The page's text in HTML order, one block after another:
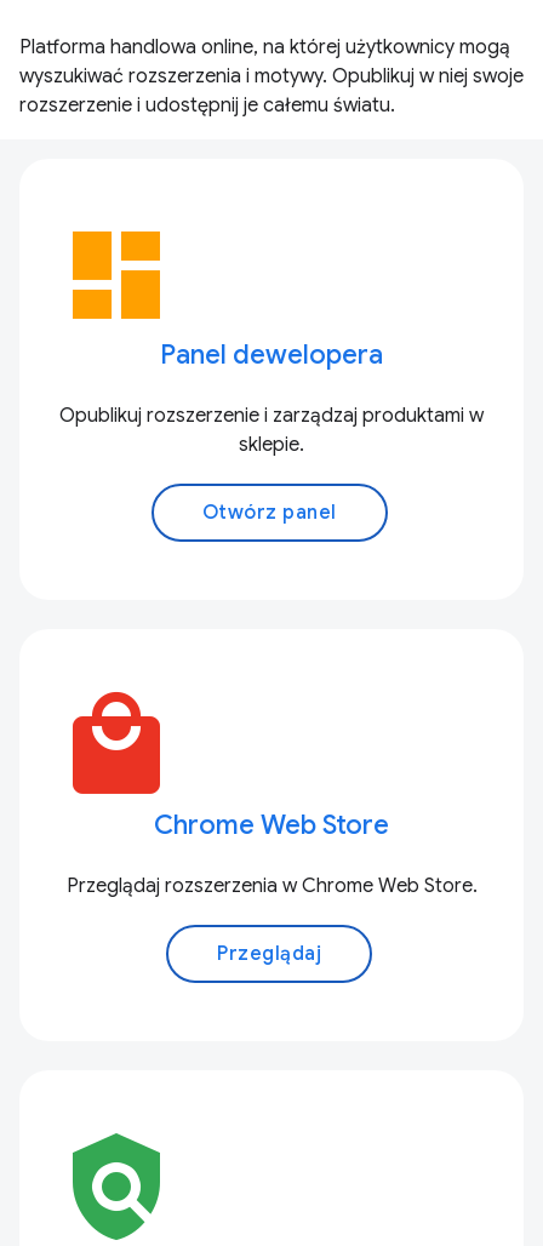
Platforma handlowa online, na której użytkownicy mogą
wyszukiwać rozszerzenia i motywy. Opublikuj w niej swoje
rozszerzenie i udostępnij je całemu światu.
dashboard
Panel dewelopera
Opublikuj rozszerzenie i zarządzaj produktami w
sklepie.
Otwórz panel
local_mall
Chrome Web Store
Przeglądaj rozszerzenia w Chrome Web Store.
Przeglądaj
policy